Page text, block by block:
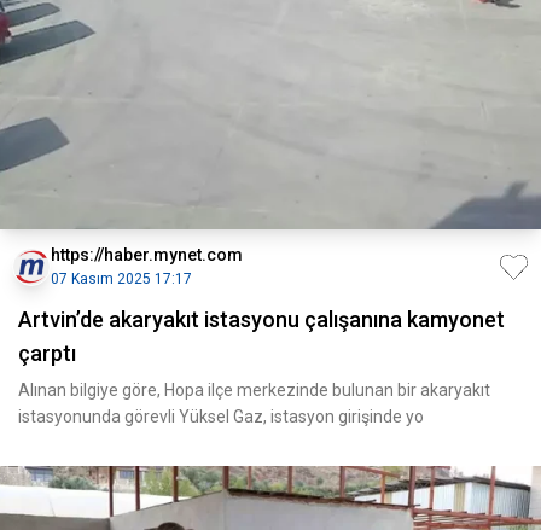
https://haber.mynet.com
07 Kasım 2025 17:17
Artvin’de akaryakıt istasyonu çalışanına kamyonet
çarptı
Alınan bilgiye göre, Hopa ilçe merkezinde bulunan bir akaryakıt
istasyonunda görevli Yüksel Gaz, istasyon girişinde yo